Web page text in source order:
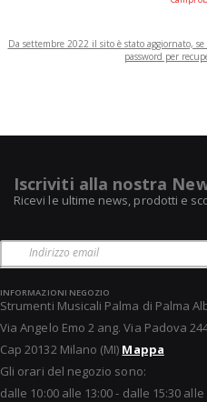
Da settembre 2022 il sito è stato aggiornato,
password per
Iscriviti alla nostra
Ricevi le ultime news, prodotti e
INFORMAZIONI NEGOZIO
Strumenti Musicali Palma di Palma
Via Angelo Emo 2 ang. Via Padova
Cap 20132 Milano (MI) Mappa
Gli orari del negozio sono:
dalle 10:00 alle 13:00 - dalle 15:30 alle